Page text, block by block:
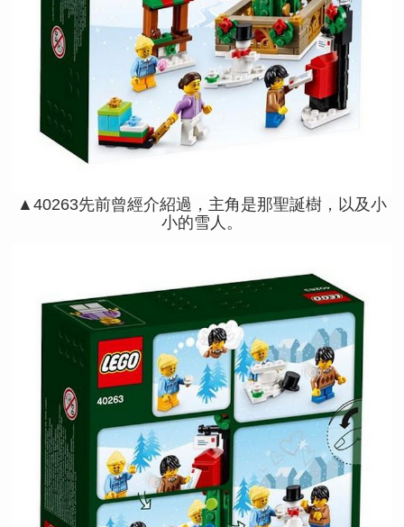
▲40263先前曾經介紹過，主角是那聖誕樹，以及小
小的雪人。